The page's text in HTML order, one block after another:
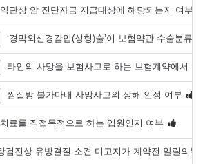
관상 암 진단자금 지급대상에 해당되는지 여부
‘경막외신경감압(성형)술’이 보험약관 수술분류
타인의 사망을 보험사고로 하는 보험계약에서
찜질방 불가마내 사망사고의 상해 인정 여부
료를 직접목적으로 하는 입원인지 여부
검진상 유방결절 소견 미고지가 계약전 알릴의무